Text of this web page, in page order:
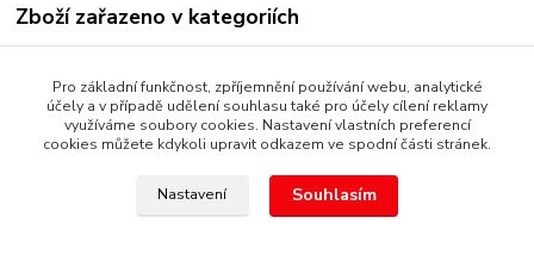
Zboží zařazeno v kategoriích
ŠKODA
Copyright © 1987 - 2022 autoalarmyhk.cz Jiří Cvrček, Autoalarm
Pro základní funkčnost, zpříjemnění používání webu, analytické
účely a v případě udělení souhlasu také pro účely cílení reklamy
využíváme soubory cookies. Nastavení vlastních preferencí
cookies můžete kdykoli upravit odkazem ve spodní části stránek.
Nastavení Souhlasím